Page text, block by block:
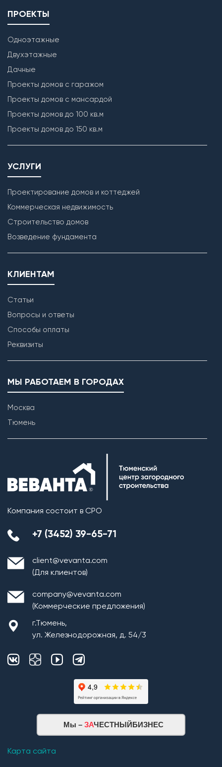
ПРОЕКТЫ
Одноэтажные
Двухэтажные
Дачные
Проекты домов с гаражом
Проекты домов с мансардой
Проекты домов до 100 кв.м
Проекты домов до 150 кв.м
УСЛУГИ
Проектирование домов и коттеджей
Коммерческая недвижимость
Строительство домов
Возведение фундамента
КЛИЕНТАМ
Статьи
Вопросы и ответы
Способы оплаты
Реквизиты
МЫ РАБОТАЕМ В ГОРОДАХ
Москва
Тюмень
Компания состоит в СРО
+7 (3452) 39-65-71
client@vevanta.com
(Для клиентов)
company@vevanta.com
(Коммерческие предложения)
г.Тюмень,
ул. Железнодорожная, д. 54/3
Мы – ЗАЧЕСТНЫЙБИЗНЕС
Карта сайта